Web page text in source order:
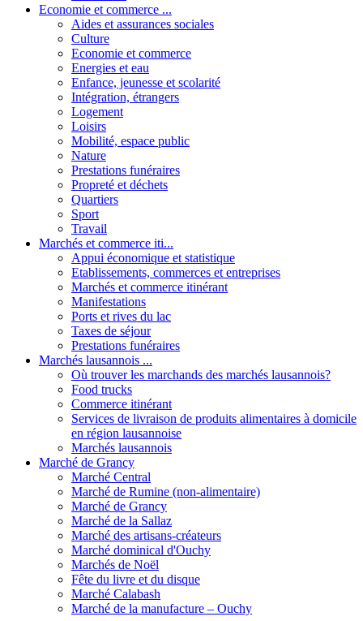
Economie et commerce ...
Aides et assurances sociales
Culture
Economie et commerce
Energies et eau
Enfance, jeunesse et scolarité
Intégration, étrangers
Logement
Loisirs
Mobilité, espace public
Nature
Prestations funéraires
Propreté et déchets
Quartiers
Sport
Travail
Marchés et commerce iti...
Appui économique et statistique
Etablissements, commerces et entreprises
Marchés et commerce itinérant
Manifestations
Ports et rives du lac
Taxes de séjour
Prestations funéraires
Marchés lausannois ...
Où trouver les marchands des marchés lausannois?
Food trucks
Commerce itinérant
Services de livraison de produits alimentaires à domicile
en région lausannoise
Marchés lausannois
Marché de Grancy
Marché Central
Marché de Rumine (non-alimentaire)
Marché de Grancy
Marché de la Sallaz
Marché des artisans-créateurs
Marché dominical d'Ouchy
Marchés de Noël
Fête du livre et du disque
Marché Calabash
Marché de la manufacture – Ouchy